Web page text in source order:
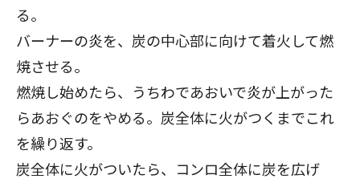
る。
バーナーの炎を、炭の中心部に向けて着火して燃
焼させる。
燃焼し始めたら、うちわであおいで炎が上がった
らあおぐのをやめる。炭全体に火がつくまでこれ
を繰り返す。
炭全体に火がついたら、コンロ全体に炭を広げ